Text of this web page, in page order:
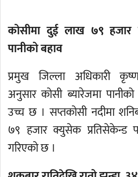
कोसीमा दुई लाख ७९ हजार
पानीको बहाव
प्रमुख जिल्ला अधिकारी
अनुसार कोसी ब्यारेजमा
उच्च छ । सप्तकोसी नदीमा
७९ हजार क्युसेक प्रतिसेकेन्ड
गरिएको छ ।